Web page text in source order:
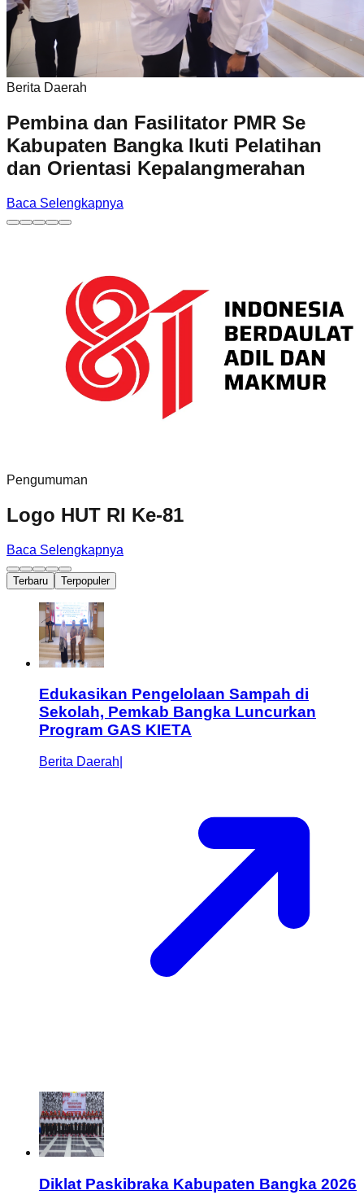
Berita Daerah
Pembina dan Fasilitator PMR Se
Kabupaten Bangka Ikuti Pelatihan
dan Orientasi Kepalangmerahan
Baca Selengkapnya
Pengumuman
Logo HUT RI Ke-81
Baca Selengkapnya
Terbaru Terpopuler
Edukasikan Pengelolaan Sampah di
Sekolah, Pemkab Bangka Luncurkan
Program GAS KIETA
Berita Daerah
Diklat Paskibraka Kabupaten Bangka 2026